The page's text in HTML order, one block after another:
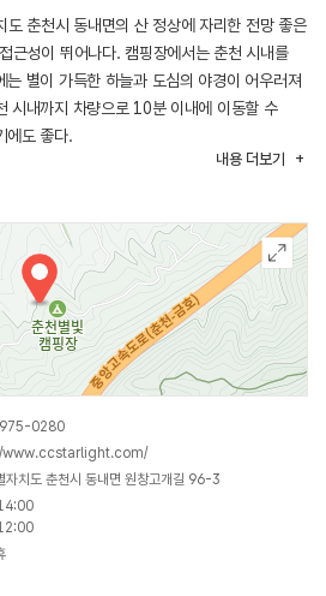
도 춘천시 동내면의 산 정상에 자리한 전망 좋은
근성이 뛰어나다. 캠핑장에서는 춘천 시내를
별이 가득한 하늘과 도심의 야경이 어우러져
시내까지 차량으로 10분 이내에 이동할 수
에도 좋다.
석으로 구성되어 캠핑 스타일에 맞게 선택할 수
이용할 수 있으며 주변에는 춘천의 다양한
휴식과 여행을 함께 즐기기에 알맞은
내용 더보기
0280
www.ccstarlight.com/
자치도 춘천시 동내면 원창고개길 96-3